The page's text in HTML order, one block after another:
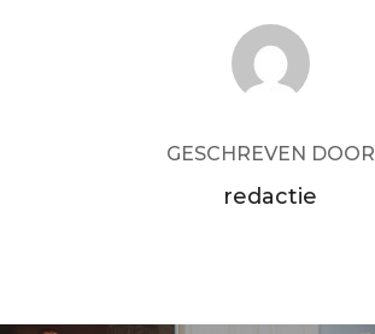
BERICHTAUTEUR
GESCHREVEN DOOR
redactie